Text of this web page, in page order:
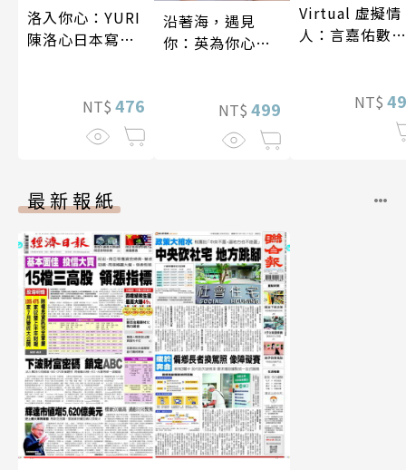
洛入你心：YURI
陳洛心日本寫真
NT$ 476
沿著海，遇見
你：英為你心動
NT$ 499
Virtual 虛擬情
人：言嘉佑數位
NT$
最新報紙